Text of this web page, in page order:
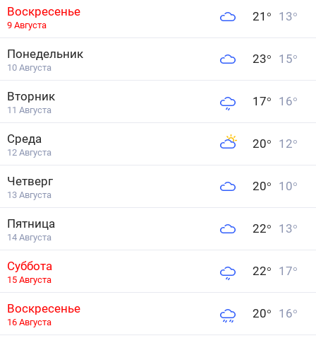
Воскресенье
9 Августа
21 ° 13°
Понедельник
10 Августа
23° 15°
Вторник
11 Августа
17° 16°
Среда
12 Августа
20° 12°
Четверг
13 Августа
20° 10°
Пятница
14 Августа
22° 13°
Суббота
15 Августа
22° 17°
Воскресенье
16 Августа
20° 16°